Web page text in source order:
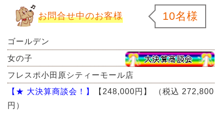
お問合せ中のお客様 10名様
ゴールデン
女の子
フレスポ小田原シティーモール店
【★ 大決算商談会！】
【248,000円】
（税込 272,800
円）